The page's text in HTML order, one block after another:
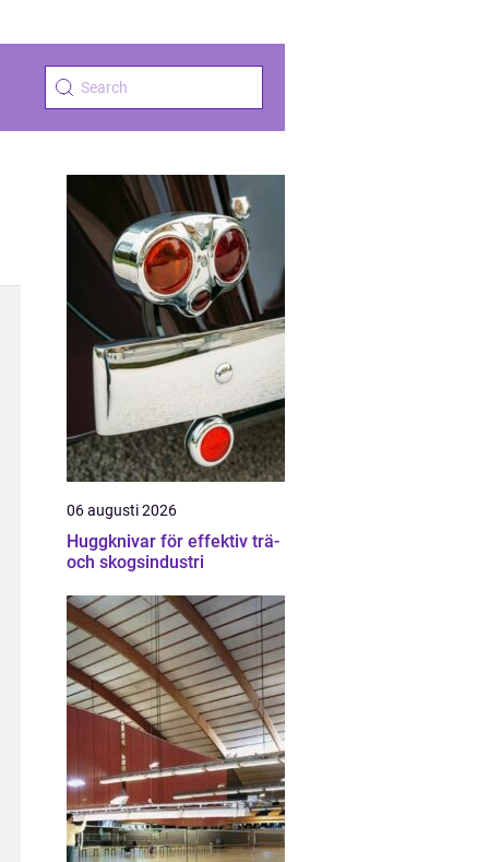
06 augusti 2026
Huggknivar för effektiv trä-
och skogsindustri